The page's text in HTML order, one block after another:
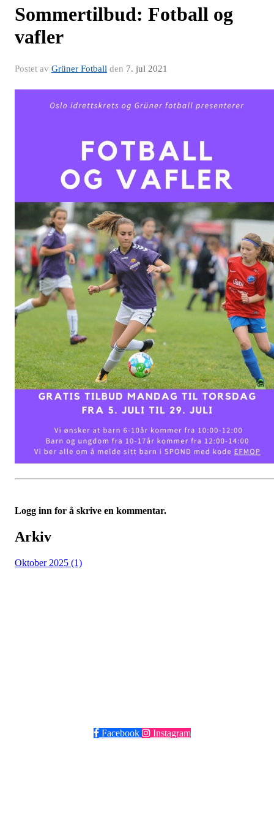
Sommertilbud: Fotball og
vafler
Postet av Grüner Fotball den 7. jul 2021
Logg inn for å skrive en kommentar.
Arkiv
Oktober 2025 (1)
Facebook Instagram